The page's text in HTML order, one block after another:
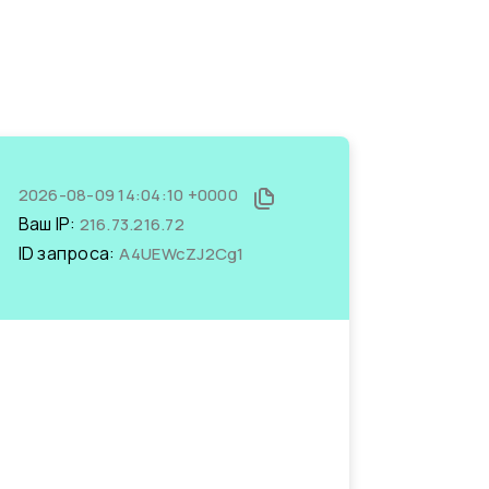
2026-08-09 14:04:10 +0000
Ваш IP: 216.73.216.72
ID запроса: A4UEWcZJ2Cg1